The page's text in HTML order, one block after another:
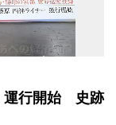
運行開始 史跡